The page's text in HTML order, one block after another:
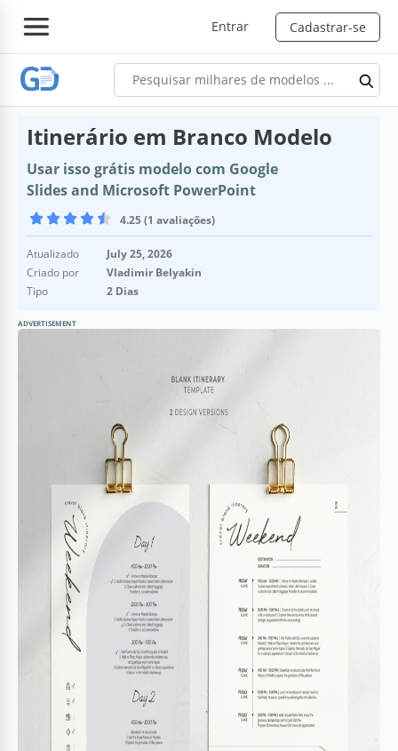
Entrar Cadastrar-se
Itinerário em Branco Modelo
Usar isso grátis modelo com Google
Slides and Microsoft PowerPoint
4.25 (1 avaliações)
Atualizado
July 25, 2026
Criado por
Vladimir Belyakin
Tipo
2 Dias
ADVERTISEMENT